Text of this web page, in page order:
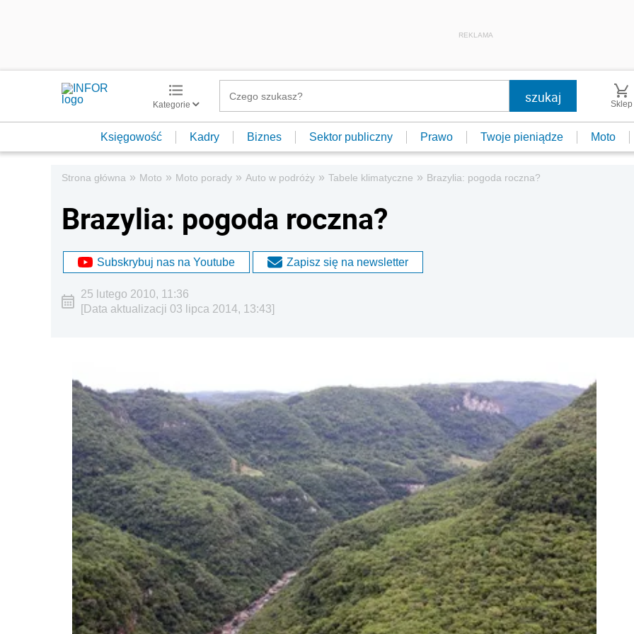
REKLAMA
Kategorie Sklep
Księgowość Kadry Biznes Sektor publiczny Prawo Twoje pieniądze Moto
Strona główna » Moto » Moto porady » Auto w podróży » Tabele klimatyczne » Brazylia: pogoda roczna?
Brazylia: pogoda roczna?
Subskrybuj nas na Youtube Zapisz się na newsletter
25 lutego 2010, 11:36
[Data aktualizacji 03 lipca 2014, 13:43]